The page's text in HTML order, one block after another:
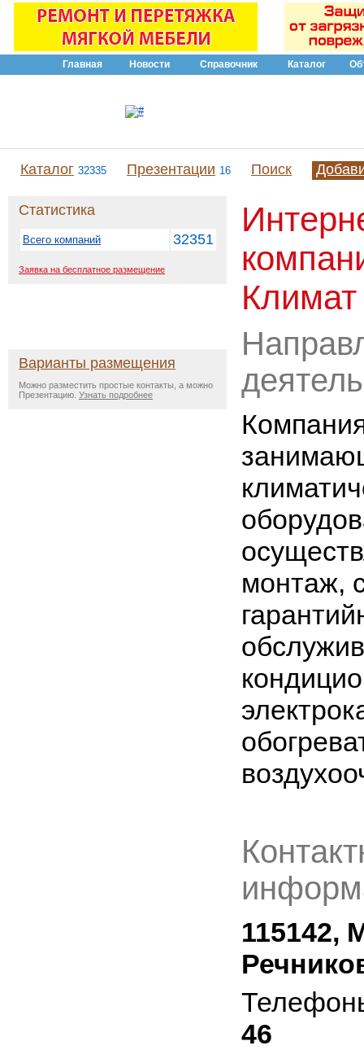
Главная Новости Справочник Каталог
Каталог 32335 Презентации 16 Поиск
Статистика
Всего компаний 32351
Заявка на бесплатное размещение
Варианты размещения
Можно разместить простые контакты, а можно
Презентацию. Узнать подробнее
Климат
монтаж,
115142,
46